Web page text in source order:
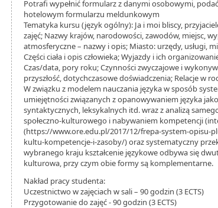
Potrafi wypełnić formularz z danymi osobowymi,
hotelowym formularzu meldunkowym
Tematyka kursu (język ogólny): Ja i moi bliscy,
zajęć; Nazwy krajów, narodowości, zawodów, miejsc,
atmosferyczne – nazwy i opis; Miasto: urzędy, usługi,
Części ciała i opis człowieka; Wyjazdy i ich
Czas/data, pory roku; Czynności zwyczajowe i
przyszłość, dotychczasowe doświadczenia; Relacje w
W związku z modelem nauczania języka w sposób
umiejętności związanych z opanowywaniem języka
syntaktycznych, leksykalnych itd. wraz z analizą
społeczno-kulturowego i nabywaniem kompetencji
(https://www.ore.edu.pl/2017/12/frepa-system-opisu-
kultu-kompetencje-i-zasoby/) oraz systematyczny
wybranego kraju kształcenie językowe odbywa się
kulturowa, przy czym obie formy są komplementarne.
Nakład pracy studenta:
Uczestnictwo w zajęciach w sali – 90 godzin (3 ECTS)
Przygotowanie do zajęć - 90 godzin (3 ECTS)